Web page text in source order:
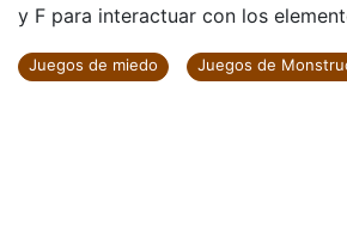
y F para interactuar con los
Juegos de miedo Juegos de